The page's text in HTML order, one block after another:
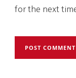
for the next